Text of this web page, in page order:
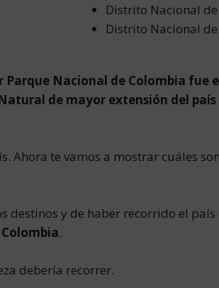
Distrito Nacional
Distrito Nacional
Parque Nacional de Colombia fue
de mayor extensión del
Ahora te vamos a mostrar cuáles
destinos y de haber recorrido el
.
debería recorrer.